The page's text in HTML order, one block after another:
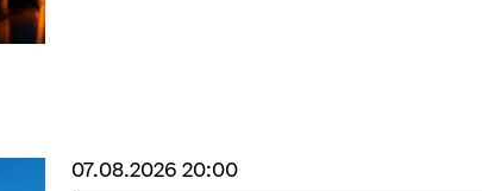
07.08.2026 20:00